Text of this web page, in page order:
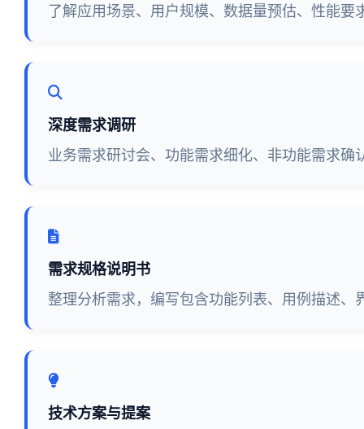
了解应用场景、用户规模、数据量预估、性能要
深度需求调研
业务需求研讨会、功能需求细化、非功能需求确
需求规格说明书
整理分析需求，编写包含功能列表、用例描述、
技术方案与提案